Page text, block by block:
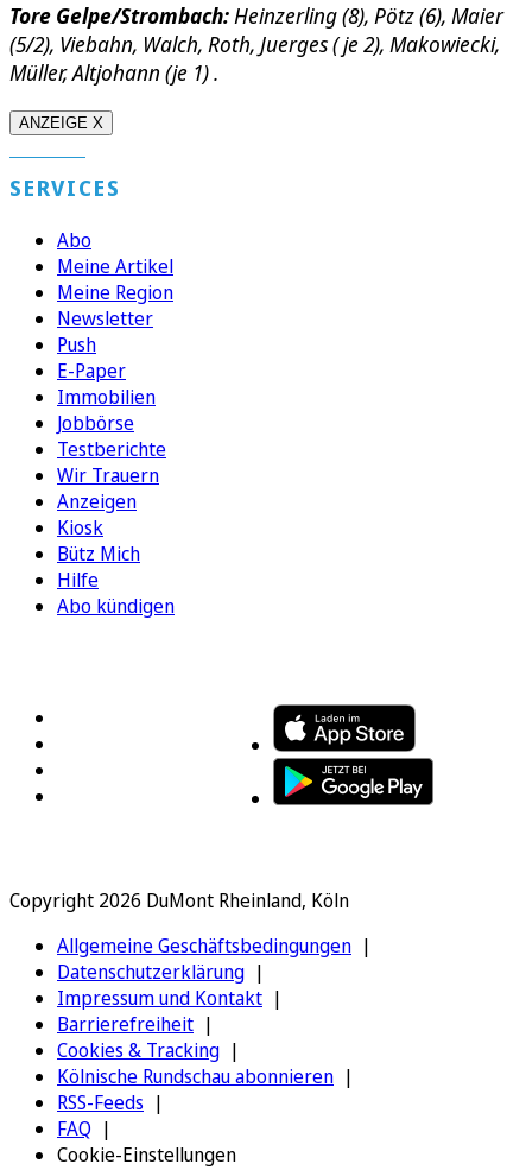
Tore Gelpe/Strombach:Heinzerling (8), Pötz (6), Maier
(5/2), Viebahn, Walch, Roth, Juerges ( je 2), Makowiecki,
Müller, Altjohann (je 1) .
ANZEIGE X
SERVICES
Abo
Meine Artikel
Meine Region
Newsletter
Push
E-Paper
Immobilien
Jobbörse
Testberichte
Wir Trauern
Anzeigen
Kiosk
Bütz Mich
Hilfe
Abo kündigen
Copyright 2026 DuMont Rheinland, Köln
Allgemeine Geschäftsbedingungen
Datenschutzerklärung
Impressum und Kontakt
Barrierefreiheit
Cookies & Tracking
Kölnische Rundschau abonnieren
RSS-Feeds
FAQ
Cookie-Einstellungen